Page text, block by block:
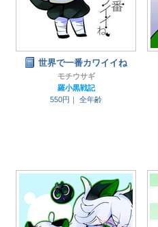
世界で一番カワイイね
モチウサギ
羅小黒戦記
550円｜
全年齢